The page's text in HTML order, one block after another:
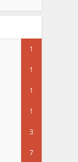
1
1
1
1
3
7